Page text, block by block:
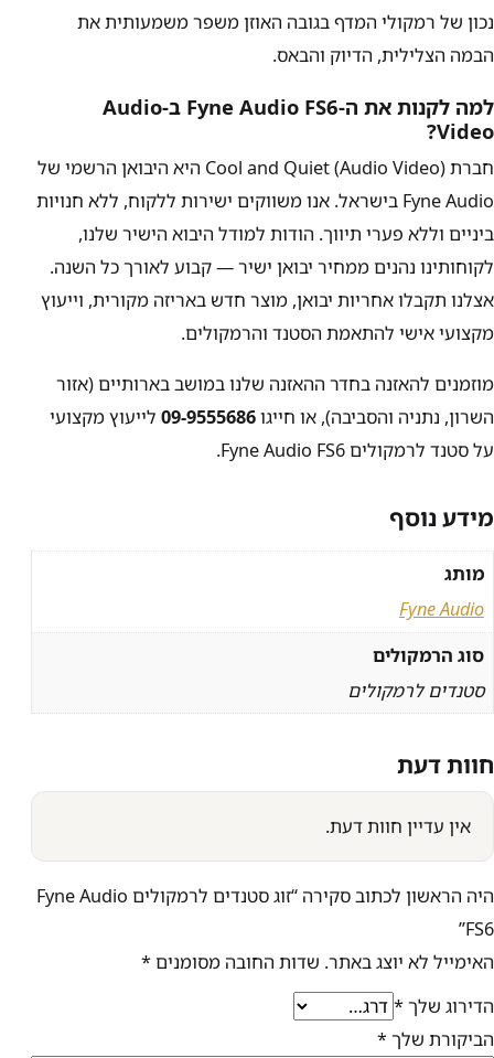
נכון של רמקולי המדף בגובה האוזן משפר משמעותית את
הבמה הצלילית, הדיוק והבאס.
למה לקנות את ה-Fyne Audio FS6 ב-Audio
Video?
חברת Cool and Quiet (Audio Video) היא היבואן הרשמי של
Fyne Audio בישראל. אנו משווקים ישירות ללקוח, ללא חנויות
ביניים וללא פערי תיווך. הודות למודל היבוא הישיר שלנו,
לקוחותינו נהנים ממחיר יבואן ישיר — קבוע לאורך כל השנה.
אצלנו תקבלו אחריות יבואן, מוצר חדש באריזה מקורית, וייעוץ
מקצועי אישי להתאמת הסטנד והרמקולים.
מוזמנים להאזנה בחדר ההאזנה שלנו במושב בארותיים (אזור
השרון, נתניה והסביבה), או חייגו09-9555686 לייעוץ מקצועי
על סטנד לרמקולים Fyne Audio FS6.
מידע נוסף
מותג
Fyne Audio
סוג הרמקולים
סטנדים לרמקולים
חוות דעת
אין עדיין חוות דעת.
היה הראשון לכתוב סקירה “זוג סטנדים לרמקולים Fyne Audio
FS6”
האימייל לא יוצג באתר. שדות החובה מסומנים *
הדירוג שלך*
הביקורת שלך*